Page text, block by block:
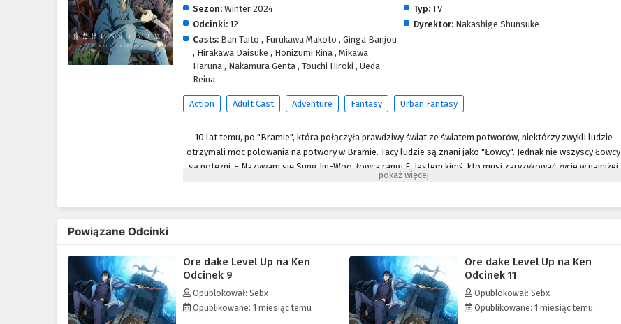
Sezon: Winter 2024 Typ: TV
Odcinki: 12 Dyrektor: Nakashige Shunsuke
Casts: Ban Taito , Furukawa Makoto , Ginga Banjou
, Hirakawa Daisuke , Honizumi Rina , Mikawa
Haruna , Nakamura Genta , Touchi Hiroki , Ueda
Reina
Action Adult Cast Adventure Fantasy Urban Fantasy
10 lat temu, po "Bramie", która połączyła prawdziwy świat ze światem potworów, niektórzy zwykli ludzie
otrzymali moc polowania na potwory w Bramie. Tacy ludzie są znani jako "Łowcy". Jednak nie wszyscy Łowcy
są potężni. - Nazywam się Sung Jin-Woo, łowca rangi E. Jestem kimś, kto musi zaryzykować życie w najniżej
położonych lochach, "Najsłabszych na świecie". Nie mając żadnych umiejętności do pokazania, ledwo
Zmieniłbym się z najsłabszego Łowcy do najsilniejszego rangi S!
Powiązane Odcinki
Ore dake Level Up na Ken
Odcinek 9
Opublokował: Sebx
Opublikowane: 1 miesiąc temu
Ore dake Level Up na Ken
Odcinek 11
Opublokował: Sebx
Opublikowane: 1 miesiąc temu